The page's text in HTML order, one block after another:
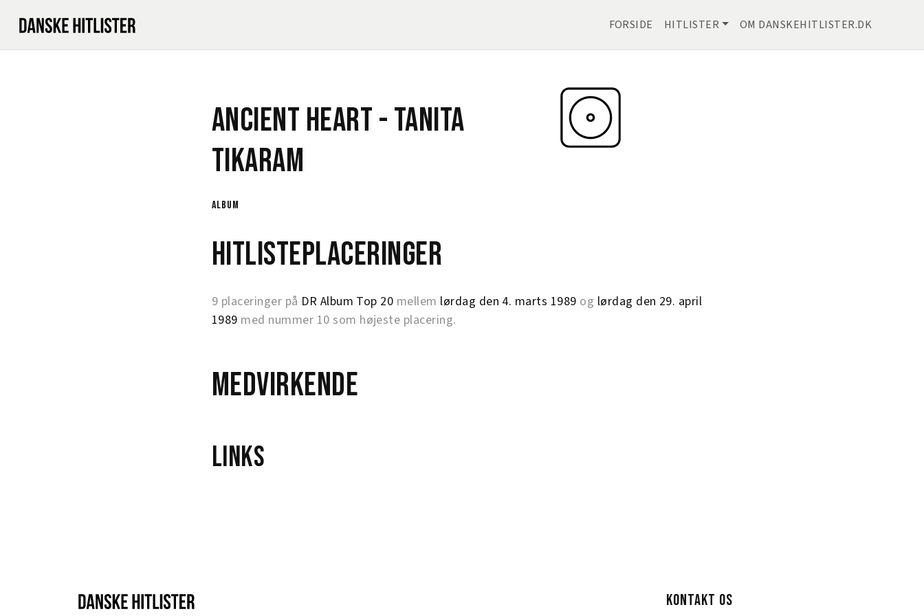
FORSIDE HITLISTER OM DANSKEHITLISTER.DK
Ancient Heart -Tanita
Tikaram
album
Hitlisteplaceringer
9 placeringer på DR Album Top 20 mellem lørdag den 4. marts 1989 og lørdag den 29. april
1989 med nummer 10 som højeste placering.
Medvirkende
Links
KONTAKT OS